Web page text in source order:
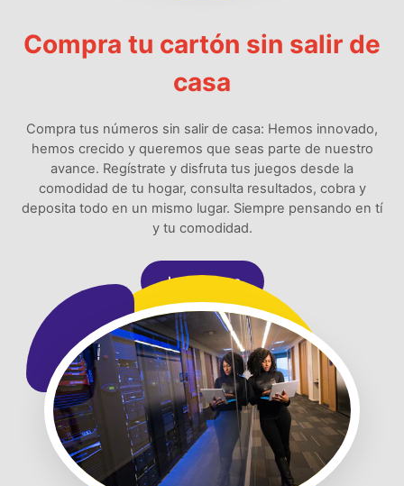
Compra tu cartón sin salir de
casa
Compra tus números sin salir de casa: Hemos innovado,
hemos crecido y queremos que seas parte de nuestro
avance. Regístrate y disfruta tus juegos desde la
comodidad de tu hogar, consulta resultados, cobra y
deposita todo en un mismo lugar. Siempre pensando en tí
y tu comodidad.
Jugar Ahora